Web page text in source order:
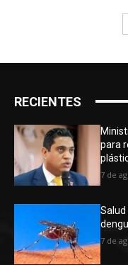
RECIENTES
para
7 de
7 de